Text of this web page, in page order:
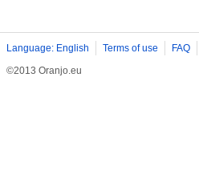
Language: English Terms of use FAQ
©2013 Oranjo.eu